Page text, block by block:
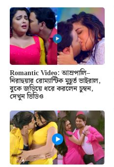
Romantic Video: আম্রপালি–
নিরাহুয়ার রোম্যান্টিক মুহূর্ত ভাইরাল,
বুকে জড়িয়ে ধরে করলেন চুম্বন,
দেখুন ভিডিও